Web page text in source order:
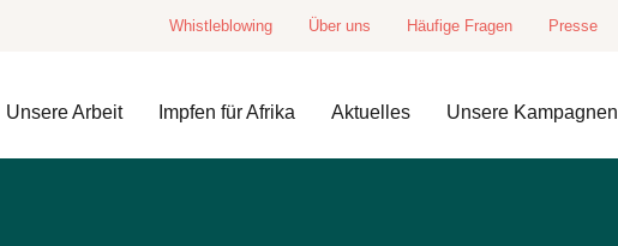
Whistleblowing Über uns Häufige Fragen Presse
Unsere Arbeit Impfen für Afrika Aktuelles Unsere Kampagnen